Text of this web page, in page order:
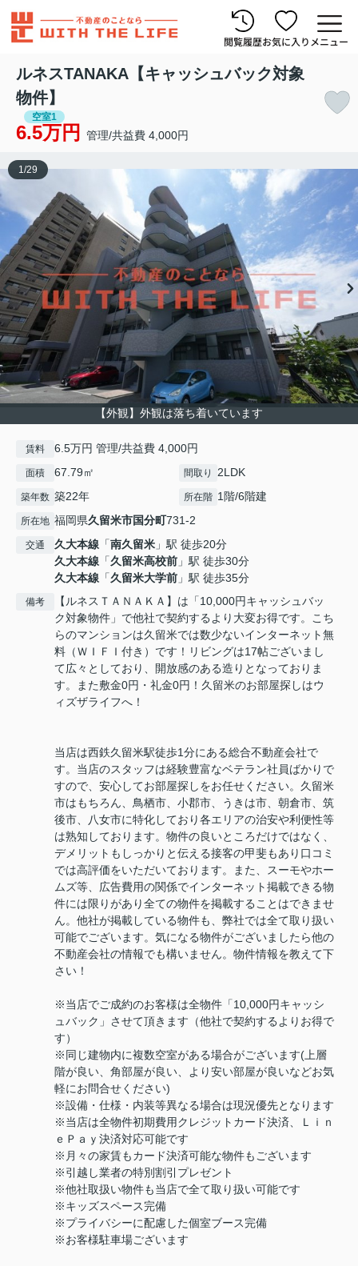
閲覧履歴お気に入り メニュー
ルネスTANAKA【キャッシュバック対象
物件】
空室1
6.5万円 管理/共益費 4,000円
【外観】外観は落ち着いています
1/29
賃料 6.5万円 管理/共益費 4,000円
面積 67.79㎡ 間取り 2LDK
築年数 築22年 所在階 1階/6階建
所在地 福岡県久留米市国分町731-2
交通 久大本線 「南久留米 」駅 徒歩20分
久大本線 「久留米高校前 」駅 徒歩30分
久大本線 「久留米大学前 」駅 徒歩35分
備考
【ルネスＴＡＮＡＫＡ】は「10,000円キャッシュバッ
ク対象物件」で他社で契約するより大変お得です。こち
らのマンションは久留米では数少ないインターネット無
料（ＷＩＦＩ付き）です！リビングは17帖ございまし
て広々としており、開放感のある造りとなっておりま
す。また敷金0円・礼金0円！久留米のお部屋探しはウ
ィズザライフへ！
当店は西鉄久留米駅徒歩1分にある総合不動産会社で
す。当店のスタッフは経験豊富なベテラン社員ばかりで
すので、安心してお部屋探しをお任せください。久留米
市はもちろん、鳥栖市、小郡市、うきは市、朝倉市、筑
後市、八女市に特化しており各エリアの治安や利便性等
は熟知しております。物件の良いところだけではなく、
デメリットもしっかりと伝える接客の甲斐もあり口コミ
では高評価をいただいております。また、スーモやホー
ムズ等、広告費用の関係でインターネット掲載できる物
件には限りがあり全ての物件を掲載することはできませ
ん。他社が掲載している物件も、弊社では全て取り扱い
可能でございます。気になる物件がございましたら他の
不動産会社の情報でも構いません。物件情報を教えて下
さい！
※当店でご成約のお客様は全物件「10,000円キャッシ
ュバック」させて頂きます（他社で契約するよりお得で
す）
※同じ建物内に複数空室がある場合がございます(上層
階が良い、角部屋が良い、より安い部屋が良いなどお気
軽にお問合せください)
※設備・仕様・内装等異なる場合は現況優先となります
※当店は全物件初期費用クレジットカード決済、Ｌｉｎ
ｅＰａｙ決済対応可能です
※月々の家賃もカード決済可能な物件もございます
※引越し業者の特別割引プレゼント
※他社取扱い物件も当店で全て取り扱い可能です
※キッズスペース完備
※プライバシーに配慮した個室ブース完備
※お客様駐車場ございます